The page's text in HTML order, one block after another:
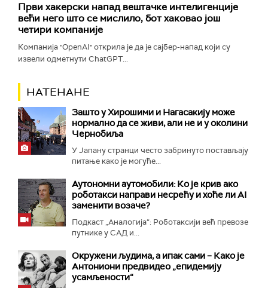
Први хакерски напад вештачке интелигенције
већи него што се мислило, бот хаковао још
четири компаније
Компанија "OpenAI" открила је да је сајбер-напад који су
извели одметнути ChatGPT...
НАТЕНАНЕ
Зашто у Хирошими и Нагасакију може
нормално да се живи, али не и у околини
Чернобиља
У Јапану странци често забринуто постављају
питање како је могуће...
Аутономни аутомобили: Ко је крив ако
роботакси направи несрећу и хоће ли AI
заменити возаче?
Подкаст „Аналогија“: Роботаксији већ превозе
путнике у САД и...
Окружени људима, а ипак сами – Како је
Антониони предвидео „епидемију
усамљености“